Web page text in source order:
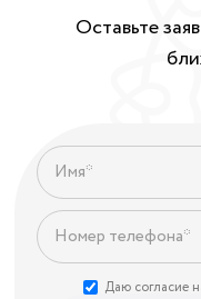
Оставьте
Даю согласие